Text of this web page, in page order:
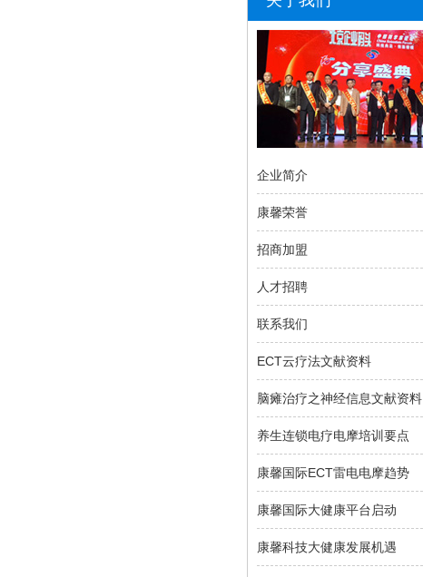
企业简介
康馨荣誉
招商加盟
人才招聘
联系我们
ECT云疗法文献资料
脑瘫治疗之神经信息文献资料
养生连锁电疗电摩培训要点
康馨国际ECT雷电电摩趋势
康馨国际大健康平台启动
康馨科技大健康发展机遇